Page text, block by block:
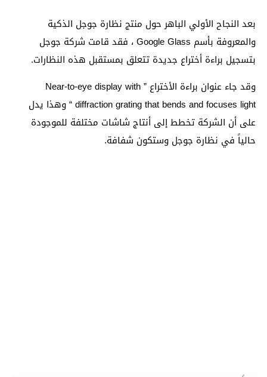
بعد النجاح الأولي الباهر حول منتج نظارة جوجل الذكية
والمعروفة بأسم Google Glass ، فقد قامت شركة جوجل
بتسجيل براءة أختراع جديدة تتعلق بمستقبل هذه النظارات.
وقد جاء عنوان براءة الأختراع ” Near-to-eye display with
diffraction grating that bends and focuses light “ وهذا يدل
على أن الشركة تخطط إلى أنتاج شاشات مختلفة للموجودة
حالياً في نظارة جوجل وستكون شفافة.